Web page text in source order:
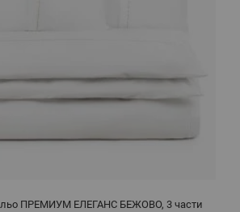
ПРЕМИУМ ЕЛЕГАНС БЕЖОВО, 3 части